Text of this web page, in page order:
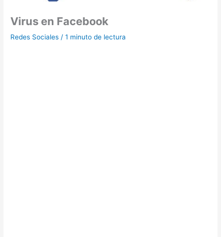
Virus en Facebook
Redes Sociales /1 minuto de lectura